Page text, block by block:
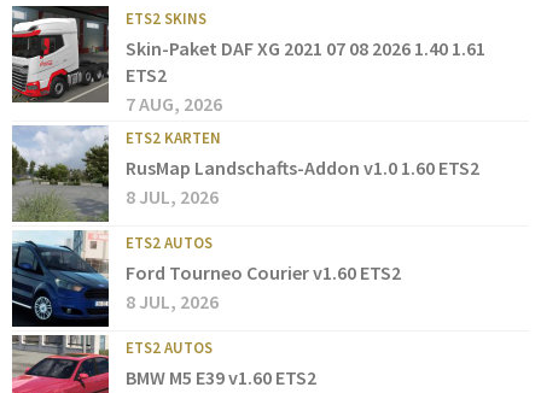
ETS2 SKINS
Skin-Paket DAF XG 2021 07 08 2026 1.40 1.61
ETS2
7 AUG, 2026
ETS2 KARTEN
RusMap Landschafts-Addon v1.0 1.60 ETS2
8 JUL, 2026
ETS2 AUTOS
Ford Tourneo Courier v1.60 ETS2
8 JUL, 2026
ETS2 AUTOS
BMW M5 E39 v1.60 ETS2